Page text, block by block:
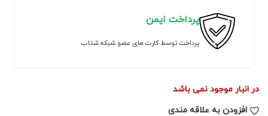
پرداخت ایمن
پرداخت توسط کارت های عضو شبکه شتاب
در انبار موجود نمی باشد
افزودن به علاقه مندی